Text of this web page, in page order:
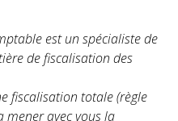
est un spécialiste de
de fiscalisation des
fiscalisation totale (règle
mener avec vous la